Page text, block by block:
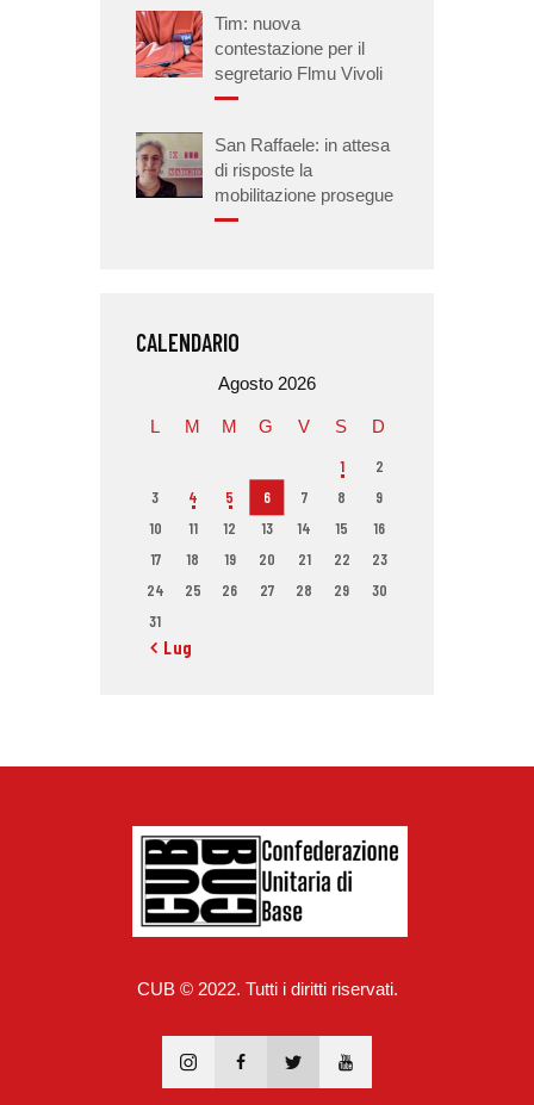
Tim: nuova
contestazione per il
segretario Flmu Vivoli
San Raffaele: in attesa
di risposte la
mobilitazione prosegue
CALENDARIO
Agosto 2026
L M M G V S D
1
2
3
4 5 6 7 8
9
10
11 12 13 14 15
16
17
18 19 20 21 22
23
24
25 26 27 28 29
30
31
« Lug
CUB © 2022. Tutti i diritti riservati.